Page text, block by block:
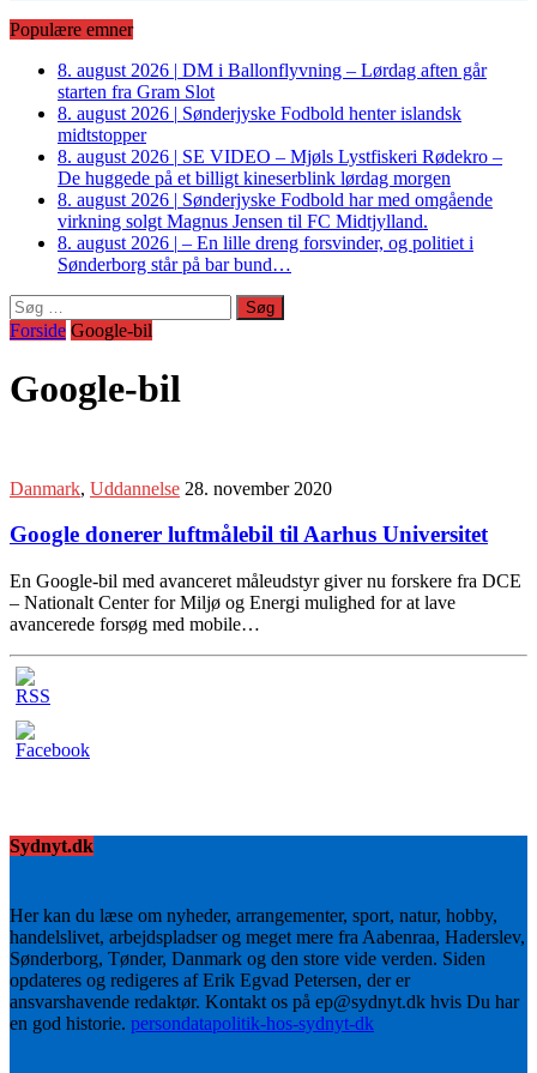
Populære emner
8. august 2026 | DM i Ballonflyvning – Lørdag aften går
starten fra Gram Slot
8. august 2026 | Sønderjyske Fodbold henter islandsk
midtstopper
8. august 2026 | SE VIDEO – Mjøls Lystfiskeri Rødekro –
De huggede på et billigt kineserblink lørdag morgen
8. august 2026 | Sønderjyske Fodbold har med omgående
virkning solgt Magnus Jensen til FC Midtjylland.
8. august 2026 | – En lille dreng forsvinder, og politiet i
Sønderborg står på bar bund…
Søg
efter:
Forside Google-bil
Google-bil
Danmark, Uddannelse 28. november 2020
Google donerer luftmålebil til Aarhus Universitet
En Google-bil med avanceret måleudstyr giver nu forskere fra DCE
– Nationalt Center for Miljø og Energi mulighed for at lave
avancerede forsøg med mobile…
Sydnyt.dk
Her kan du læse om nyheder, arrangementer, sport, natur, hobby,
handelslivet, arbejdspladser og meget mere fra Aabenraa, Haderslev,
Sønderborg, Tønder, Danmark og den store vide verden. Siden
opdateres og redigeres af Erik Egvad Petersen, der er
ansvarshavende redaktør. Kontakt os på ep@sydnyt.dk hvis Du har
en god historie. persondatapolitik-hos-sydnyt-dk